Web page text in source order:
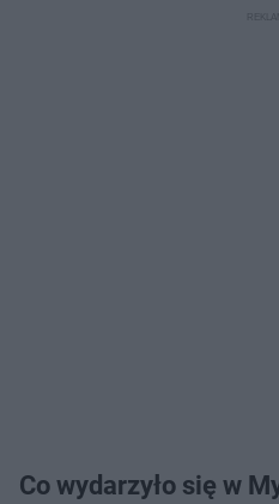
Co wydarzyło się w